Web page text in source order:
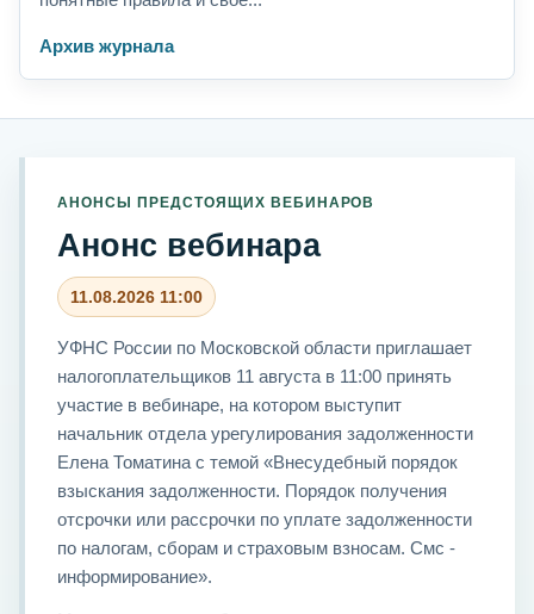
Архив журнала
АНОНСЫ ПРЕДСТОЯЩИХ ВЕБИНАРОВ
Анонс вебинара
11.08.2026 11:00
УФНС России по Московской области приглашает
налогоплательщиков 11 августа в 11:00 принять
участие в вебинаре, на котором выступит
начальник отдела урегулирования задолженности
Елена Томатина с темой «Внесудебный порядок
взыскания задолженности. Порядок получения
отсрочки или рассрочки по уплате задолженности
по налогам, сборам и страховым взносам. Смс -
информирование».